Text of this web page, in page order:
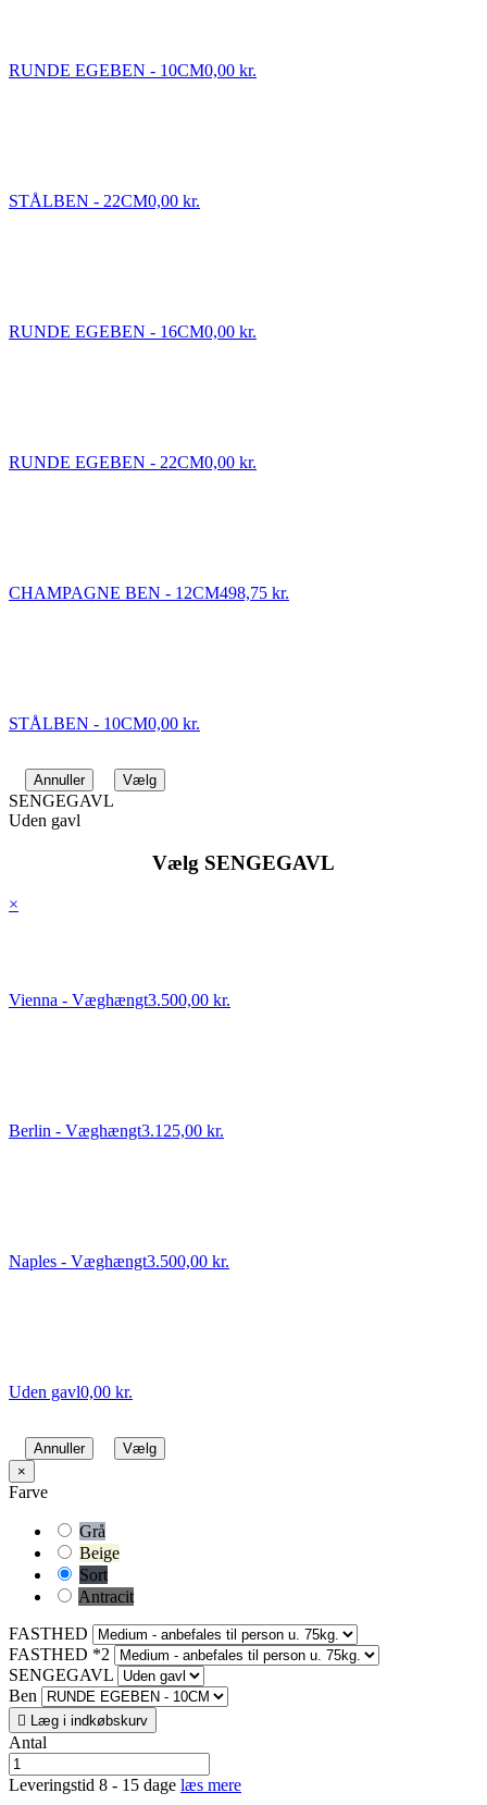
RUNDE EGEBEN - 10CM0,00 kr.
STÅLBEN - 22CM0,00 kr.
RUNDE EGEBEN - 16CM0,00 kr.
RUNDE EGEBEN - 22CM0,00 kr.
CHAMPAGNE BEN - 12CM498,75 kr.
STÅLBEN - 10CM0,00 kr.
Annuller Vælg
SENGEGAVL
Uden gavl
Vælg SENGEGAVL
×
Vienna - Væghængt3.500,00 kr.
Berlin - Væghængt3.125,00 kr.
Naples - Væghængt3.500,00 kr.
Uden gavl0,00 kr.
Annuller
Vælg
×
Farve
Grå
Beige
Sort
Antracit
FASTHED
FASTHED *2
SENGEGAVL
Ben
 Læg i indkøbskurv
Antal
Leveringstid 8 - 15 dage læs mere